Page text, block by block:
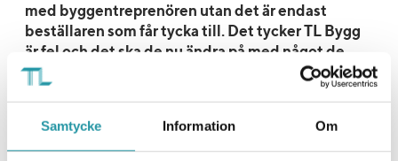
Samtycke Information Om
med byggentreprenören utan det är endast
beställaren som får tycka till. Det tycker TL Bygg
är fel och det ska de nu ändra på med något de
själva kallar NLI – Nöjd Leverantör Index.
- Ett byggprojekt utgörs till cirka 70 - 80 % av köpta
tjänster. Det är med andra ord avgörande både för
arbetsmiljön och ekonomin att samarbetet med